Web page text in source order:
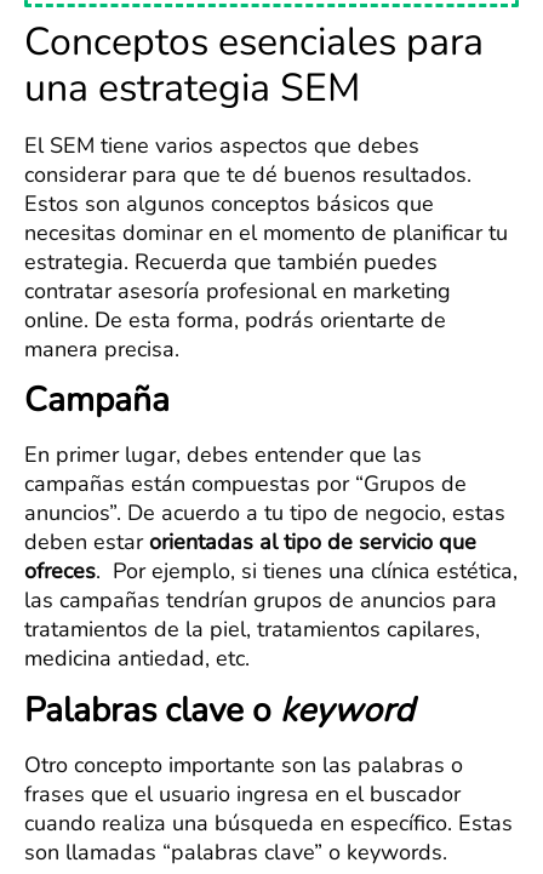
Conceptos esenciales para
una estrategia SEM
El SEM tiene varios aspectos que debes
considerar para que te dé buenos resultados.
Estos son algunos conceptos básicos que
necesitas dominar en el momento de planificar tu
estrategia. Recuerda que también puedes
contratar asesoría profesional en marketing
online. De esta forma, podrás orientarte de
manera precisa.
Campaña
En primer lugar, debes entender que las
campañas están compuestas por “Grupos de
anuncios”. De acuerdo a tu tipo de negocio, estas
deben estarorientadas al tipo de servicio que
ofreces. Por ejemplo, si tienes una clínica estética,
las campañas tendrían grupos de anuncios para
tratamientos de la piel, tratamientos capilares,
medicina antiedad, etc.
Palabras clave o keyword
Otro concepto importante son las palabras o
frases que el usuario ingresa en el buscador
cuando realiza una búsqueda en específico. Estas
son llamadas “palabras clave” o keywords.